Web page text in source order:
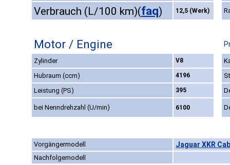
Verbrauch (L/100 km)(faq) 12,5 (Werk)
Motor / Engine
Zylinder V8
Hubraum (ccm)
4196
Leistung (PS)
395
bei Nenndrehzahl (U/min) 6100
Vorgängermodell Jaguar XKR
Nachfolgemodell